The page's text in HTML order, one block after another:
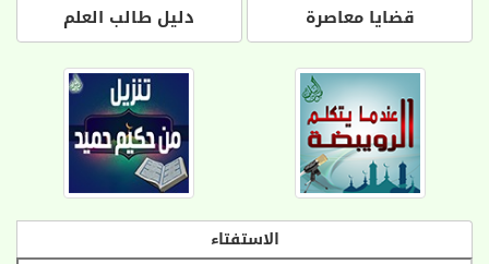
قضايا معاصرة دليل طالب العلم
الاستفتاء